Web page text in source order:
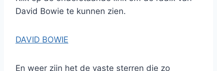
David Bowie te kunnen zien.
DAVID BOWIE
En weer zijn het de vaste sterren die zo